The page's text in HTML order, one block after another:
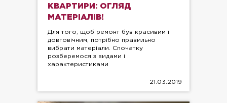
КВАРТИРИ: ОГЛЯД
МАТЕРІАЛІВ!
Для того, щоб ремонт був красивим і
довговічним, потрібно правильно
вибрати матеріали. Спочатку
розберемося з видами і
характеристиками
21.03.2019